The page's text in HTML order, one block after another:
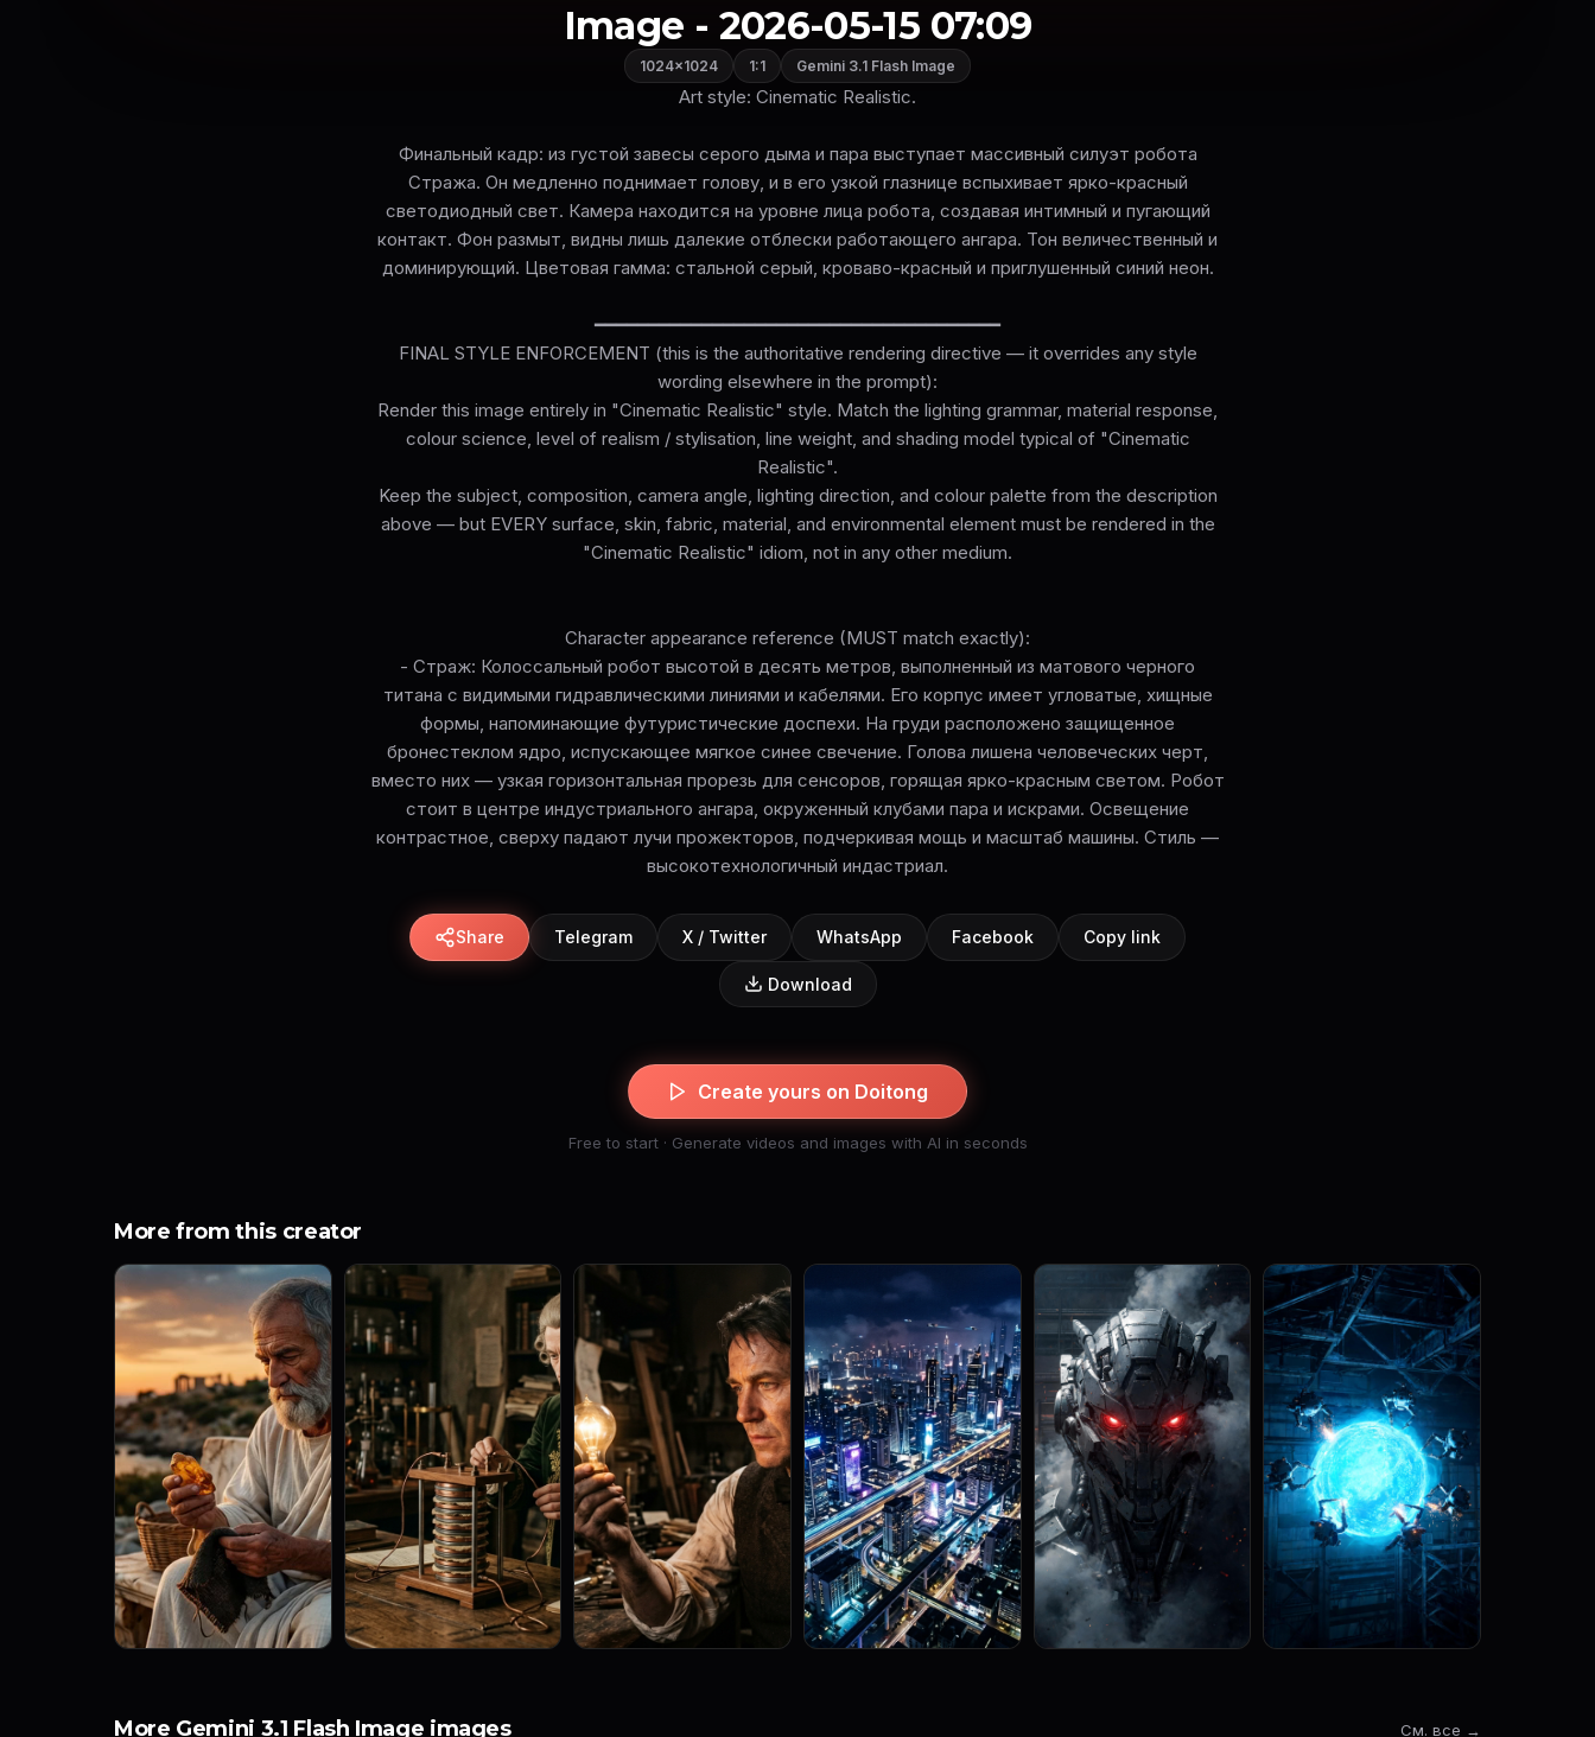
Image - 2026-05-15 07:09
1024×1024 1:1 Gemini 3.1 Flash Image
Art style: Cinematic Realistic.
Финальный кадр: из густой завесы серого дыма и пара выступает массивный силуэт робота
Стража. Он медленно поднимает голову, и в его узкой глазнице вспыхивает ярко-красный
светодиодный свет. Камера находится на уровне лица робота, создавая интимный и пугающий
контакт. Фон размыт, видны лишь далекие отблески работающего ангара. Тон величественный и
доминирующий. Цветовая гамма: стальной серый, кроваво-красный и приглушенный синий неон.
━━━━━━━━━━━━━━━━━━━━━━━━━━━━━━━━━━━━━━
FINAL STYLE ENFORCEMENT (this is the authoritative rendering directive — it overrides any style
wording elsewhere in the prompt):
Render this image entirely in "Cinematic Realistic" style. Match the lighting grammar, material response,
colour science, level of realism / stylisation, line weight, and shading model typical of "Cinematic
Realistic".
Keep the subject, composition, camera angle, lighting direction, and colour palette from the description
above — but EVERY surface, skin, fabric, material, and environmental element must be rendered in the
"Cinematic Realistic" idiom, not in any other medium.
Character appearance reference (MUST match exactly):
- Страж: Колоссальный робот высотой в десять метров, выполненный из матового черного
титана с видимыми гидравлическими линиями и кабелями. Его корпус имеет угловатые, хищные
формы, напоминающие футуристические доспехи. На груди расположено защищенное
бронестеклом ядро, испускающее мягкое синее свечение. Голова лишена человеческих черт,
вместо них — узкая горизонтальная прорезь для сенсоров, горящая ярко-красным светом. Робот
стоит в центре индустриального ангара, окруженный клубами пара и искрами. Освещение
контрастное, сверху падают лучи прожекторов, подчеркивая мощь и масштаб машины. Стиль —
высокотехнологичный индастриал.
Share Telegram X / Twitter WhatsApp Facebook Copy link
Download
Create yours on Doitong
Free to start · Generate videos and images with AI in seconds
More from this creator
More Gemini 3.1 Flash Image images См. все →